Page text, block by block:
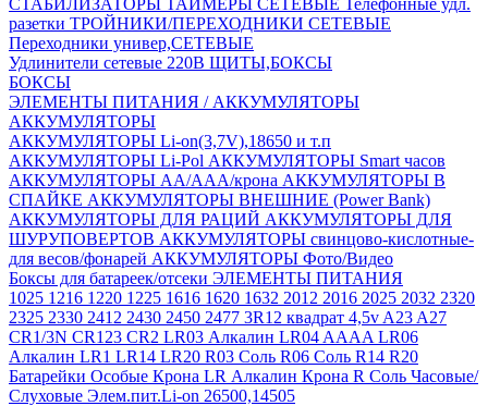
СТАБИЛИЗАТОРЫ ТАЙМЕРЫ СЕТЕВЫЕ Телефонные удл.
разетки ТРОЙНИКИ/ПЕРЕХОДНИКИ СЕТЕВЫЕ
Переходники универ,СЕТЕВЫЕ
Удлинители сетевые 220В ЩИТЫ,БОКСЫ
БОКСЫ
ЭЛЕМЕНТЫ ПИТАНИЯ / АККУМУЛЯТОРЫ
АККУМУЛЯТОРЫ
АККУМУЛЯТОРЫ Li-on(3,7V),18650 и т.п
АККУМУЛЯТОРЫ Li-Pol АККУМУЛЯТОРЫ Smart часов
АККУМУЛЯТОРЫ АА/ААА/крона АККУМУЛЯТОРЫ В
СПАЙКЕ АККУМУЛЯТОРЫ ВНЕШНИЕ (Power Bank)
АККУМУЛЯТОРЫ ДЛЯ РАЦИЙ АККУМУЛЯТОРЫ ДЛЯ
ШУРУПОВЕРТОВ АККУМУЛЯТОРЫ свинцово-кислотные-
для весов/фонарей АККУМУЛЯТОРЫ Фото/Видео
Боксы для батареек/отсеки ЭЛЕМЕНТЫ ПИТАНИЯ
1025 1216 1220 1225 1616 1620 1632 2012 2016 2025 2032 2320
2325 2330 2412 2430 2450 2477 3R12 квадрат 4,5v A23 A27
CR1/3N CR123 CR2 LR03 Алкалин LR04 AAAA LR06
Алкалин LR1 LR14 LR20 R03 Соль R06 Соль R14 R20
Батарейки Особые Крона LR Алкалин Крона R Соль Часовые/
Слуховые Элем.пит.Li-on 26500,14505